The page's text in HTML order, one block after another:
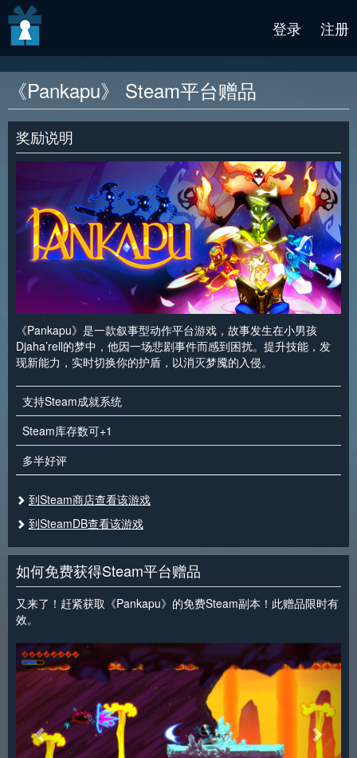
登录 注册
《Pankapu》 Steam平台赠品
奖励说明
《Pankapu》是一款叙事型动作平台游戏，故事发生在小男孩
Djaha’rell的梦中，他因一场悲剧事件而感到困扰。提升技能，发
现新能力，实时切换你的护盾，以消灭梦魇的入侵。
支持Steam成就系统
Steam库存数可+1
多半好评
到Steam商店查看该游戏
到SteamDB查看该游戏
如何免费获得Steam平台赠品
又来了！赶紧获取《Pankapu》的免费Steam副本！此赠品限时有
效。
< >